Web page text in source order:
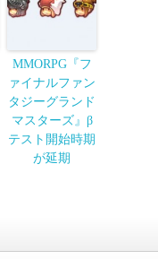
MMORPG『フ
ァイナルファン
タジーグランド
マスターズ』β
テスト開始時期
が延期